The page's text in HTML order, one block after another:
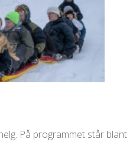
På programmet står blant